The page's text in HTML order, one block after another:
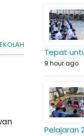
Tepat
9 hour ago
Pelajaran